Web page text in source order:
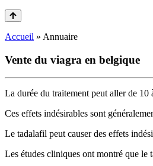
Accueil » Annuaire
Vente du viagra en belgique
La durée du traitement peut aller de 10
Ces effets indésirables sont
Le tadalafil peut causer des effets
Les études cliniques ont montré que le